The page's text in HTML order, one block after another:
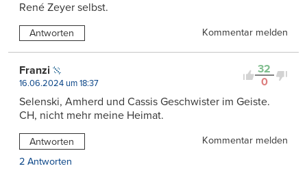
René Zeyer selbst.
Antworten Kommentar melden
32
0
Franzi
16.06.2024 um 18:37
Selenski, Amherd und Cassis Geschwister im Geiste.
CH, nicht mehr meine Heimat.
Antworten
Kommentar melden
2 Antworten